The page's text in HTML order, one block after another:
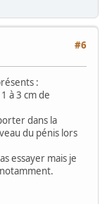
#6
:
à 3 cm de
dans la
du pénis lors
essayer mais je